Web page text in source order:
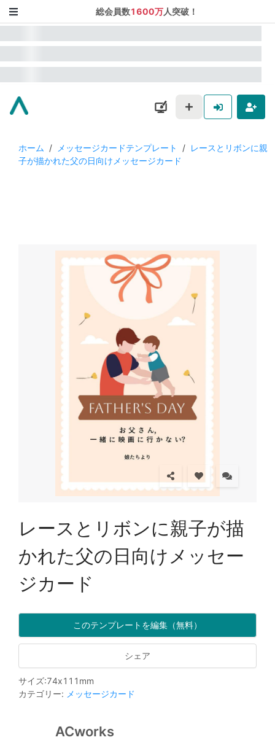
総会員数1600万人突破！
ホーム / メッセージカードテンプレート / レースとリボンに親
子が描かれた父の日向けメッセージカード
レースとリボンに親子が描
かれた父の日向けメッセー
ジカード
このテンプレートを編集（無料）
シェア
サイズ:74x111 mm
カテゴリー: メッセージカード
ACworks